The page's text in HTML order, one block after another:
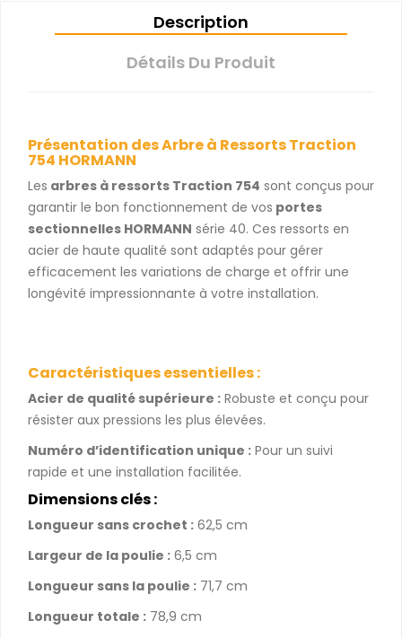
Description
Détails Du Produit
Présentation des Arbre à Ressorts Traction
754 HORMANN
Les arbres à ressorts Traction 754 sont conçus pour
garantir le bon fonctionnement de vos portes
sectionnelles HORMANN série 40. Ces ressorts en
acier de haute qualité sont adaptés pour gérer
efficacement les variations de charge et offrir une
longévité impressionnante à votre installation.
Caractéristiques essentielles :
Acier de qualité supérieure : Robuste et conçu pour
résister aux pressions les plus élevées.
Numéro d’identification unique : Pour un suivi
rapide et une installation facilitée.
Dimensions clés :
Longueur sans crochet : 62,5 cm
Largeur de la poulie : 6,5 cm
Longueur sans la poulie : 71,7 cm
Longueur totale : 78,9 cm